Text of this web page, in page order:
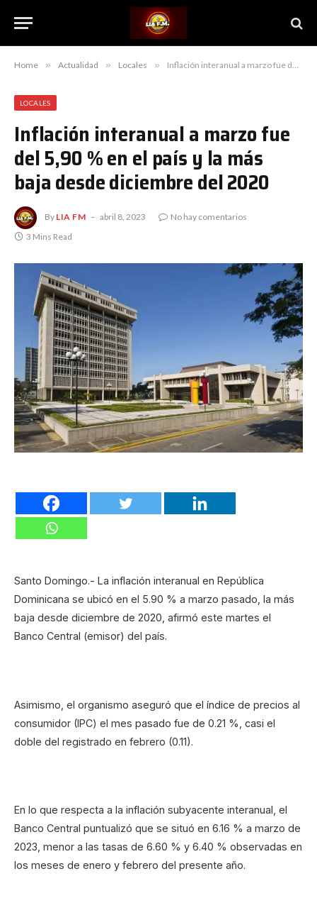
Home » Actualidad » Locales » Inflación interanual a marzo fue del 5,90 % en el país y la más baja desde diciembre del 2020
LOCALES
Inflación interanual a marzo fue
del 5,90 % en el país y la más
baja desde diciembre del 2020
By LIA FM abril 8, 2023
No hay comentarios
3 Mins Read
Santo Domingo.- La inflación interanual en República
Dominicana se ubicó en el 5.90 % a marzo pasado, la más
baja desde diciembre de 2020, afirmó este martes el
Banco Central (emisor) del país.
Asimismo, el organismo aseguró que el índice de precios al
consumidor (IPC) el mes pasado fue de 0.21 %, casi el
doble del registrado en febrero (0.11).
En lo que respecta a la inflación subyacente interanual, el
Banco Central puntualizó que se situó en 6.16 % a marzo de
2023, menor a las tasas de 6.60 % y 6.40 % observadas en
los meses de enero y febrero del presente año.